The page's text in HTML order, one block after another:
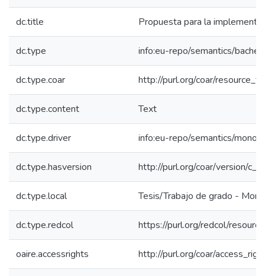
dc.title Propuesta para la
dc.type info:eu-repo/semantics/
dc.type.coar http://purl.org/coar/
dc.type.content Text
dc.type.driver info:eu-repo/semantics/
dc.type.hasversion http://purl.org/coar/version/
dc.type.local Tesis/Trabajo de grado -
dc.type.redcol https://purl.org/redcol/
oaire.accessrights http://purl.org/coar/